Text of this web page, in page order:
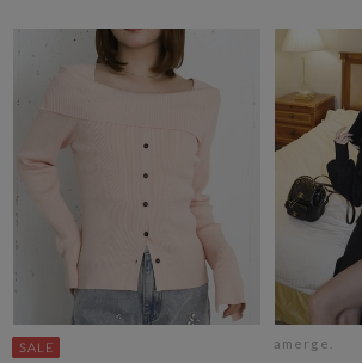
amerge.